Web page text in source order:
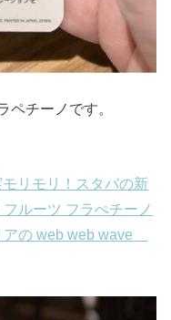
ペチーノです。
リモリ！スタバの新
ルーツ フラぺチーノ
アの web web wave